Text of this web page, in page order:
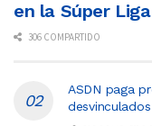
en la Súper
306 COMPARTIDO
ASDN paga